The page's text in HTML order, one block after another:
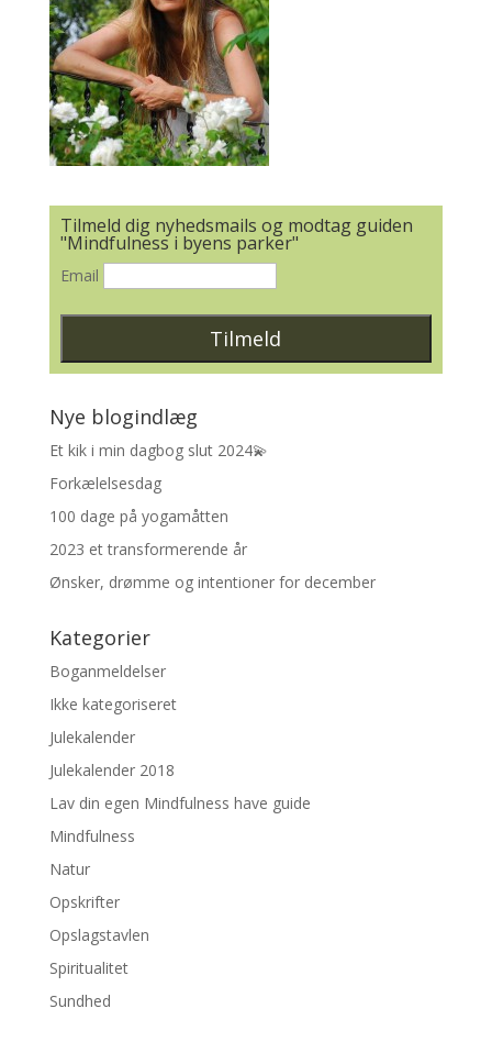
Tilmeld dig nyhedsmails og modtag guiden
"Mindfulness i byens parker"
Email
Nye blogindlæg
Et kik i min dagbog slut 2024💫
Forkælelsesdag
100 dage på yogamåtten
2023 et transformerende år
Ønsker, drømme og intentioner for december
Kategorier
Boganmeldelser
Ikke kategoriseret
Julekalender
Julekalender 2018
Lav din egen Mindfulness have guide
Mindfulness
Natur
Opskrifter
Opslagstavlen
Spiritualitet
Sundhed